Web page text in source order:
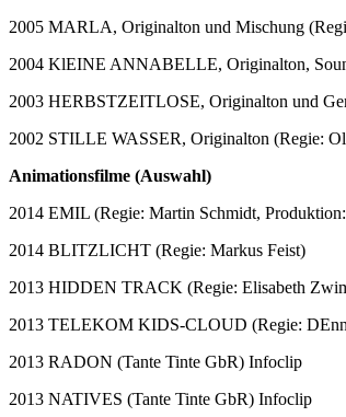
2005 MARLA, Originalton und Mischung
2004 KlEINE ANNABELLE, Originalton,
2003 HERBSTZEITLOSE, Originalton und
2002 STILLE WASSER, Originalton (Regie:
Animationsfilme (Auswahl)
2014 EMIL (Regie: Martin Schmidt,
2014 BLITZLICHT (Regie: Markus Feist)
2013 HIDDEN TRACK (Regie: Elisabeth
2013 TELEKOM KIDS-CLOUD (Regie:
2013 RADON (Tante Tinte GbR) Infoclip
2013 NATIVES (Tante Tinte GbR) Infoclip